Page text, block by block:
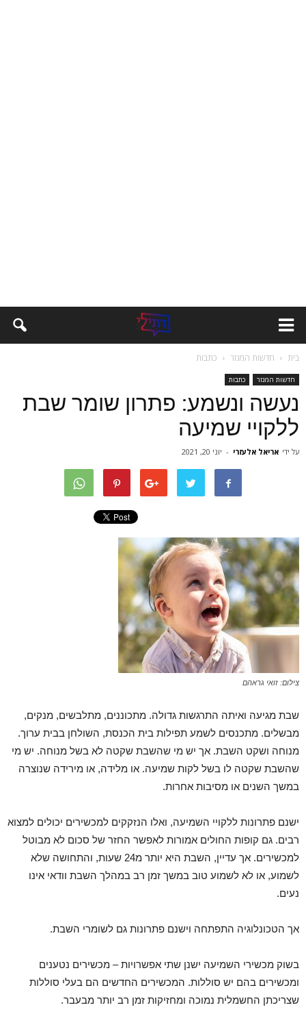
בית חדשות המגזר כתבות
חדשות המגזר כתבות
נעשה ונשמע: פתרון שומר שבת
ללקויי שמיעה
על ידי אריאל אלעזרי - יוני 20, 2021
צילום: זואי גראהם
שבת מגיעה ואיתה התרגשות גדולה. מתכוננים, מתלבשים, מנקים,
מבשלים. מתכנסים לשמע תפילות בית הכנסת, השולחן בבית ערוך.
מנוחה ושקט השבת. אך יש מי שהשבת שקטה לא בשל מנוחה. יש מי
שהשבת שקטה לו בשל לקות שמיעה. או מלידה, או מירידה שנוצרה
במשך השנים או מסיבות אחרות.
ישנם פתרונות ללקויי השמיעה, ואלו הנזקקים למכשירים יכולים למצוא
רבים. גם קופות החולים אמורות לאפשר החזר של סכום לא מבוטל
למכשירים. אך עדיין, השבת היא יותר מ24 שעות, והתחושה שלא
לשמוע, או לא לשמוע טוב במשך זמן רב במהלך השבת וודאי אינו
נעים.
אך הטכונלוגיה התפתחה וישנם פתרונות גם לשומרי השבת.
בשוק מכשירי השמיעה ישנן שתי אפשרויות – מכשירים נטענים
ומכשירים בהם יש סוללות. המכשירים החדשים הם בעלי סוללות
שצריכתן החשמלית נמוכה ומחזיקות זמן רב יותר מבעבר.